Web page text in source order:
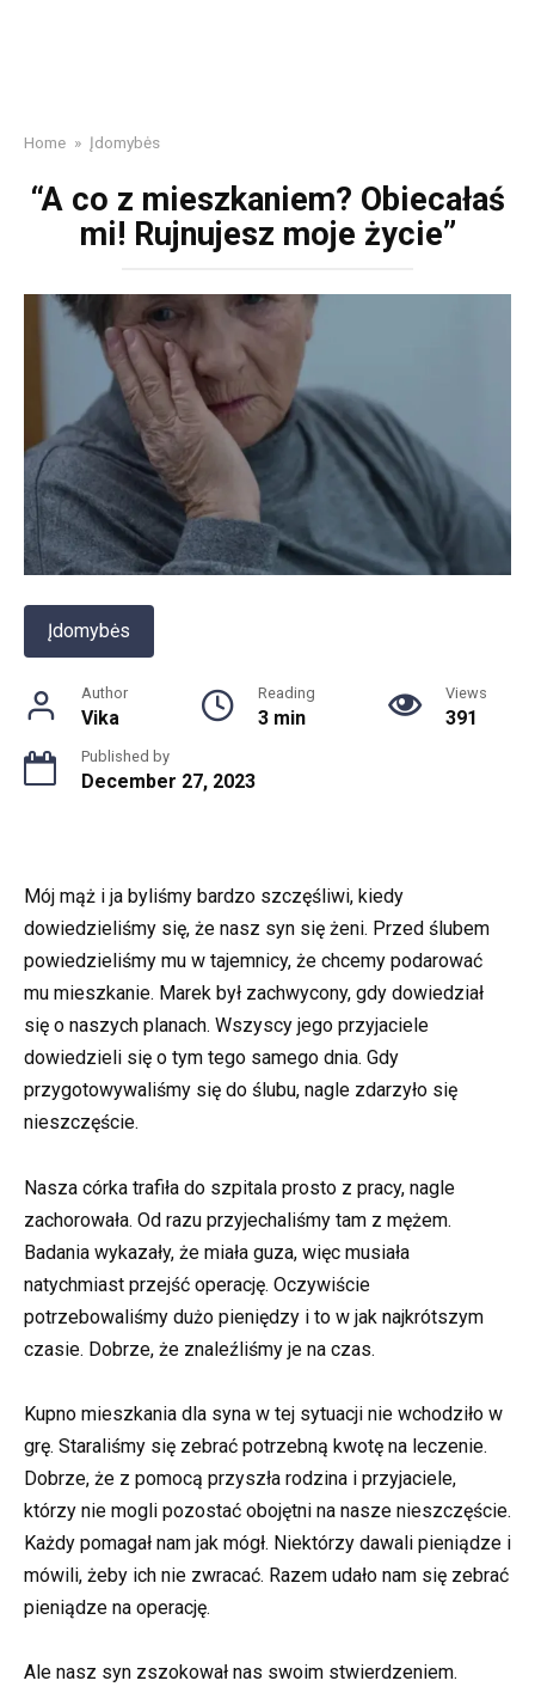
Home » Įdomybės
“A co z mieszkaniem? Obiecałaś
mi! Rujnujesz moje życie”
Įdomybės
Author
Vika
Reading
3 min
Views
391
Published by
December 27, 2023
Mój mąż i ja byliśmy bardzo szczęśliwi, kiedy
dowiedzieliśmy się, że nasz syn się żeni. Przed ślubem
powiedzieliśmy mu w tajemnicy, że chcemy podarować
mu mieszkanie. Marek był zachwycony, gdy dowiedział
się o naszych planach. Wszyscy jego przyjaciele
dowiedzieli się o tym tego samego dnia. Gdy
przygotowywaliśmy się do ślubu, nagle zdarzyło się
nieszczęście.
Nasza córka trafiła do szpitala prosto z pracy, nagle
zachorowała. Od razu przyjechaliśmy tam z mężem.
Badania wykazały, że miała guza, więc musiała
natychmiast przejść operację. Oczywiście
potrzebowaliśmy dużo pieniędzy i to w jak najkrótszym
czasie. Dobrze, że znaleźliśmy je na czas.
Kupno mieszkania dla syna w tej sytuacji nie wchodziło w
grę. Staraliśmy się zebrać potrzebną kwotę na leczenie.
Dobrze, że z pomocą przyszła rodzina i przyjaciele,
którzy nie mogli pozostać obojętni na nasze nieszczęście.
Każdy pomagał nam jak mógł. Niektórzy dawali pieniądze i
mówili, żeby ich nie zwracać. Razem udało nam się zebrać
pieniądze na operację.
Ale nasz syn zszokował nas swoim stwierdzeniem.